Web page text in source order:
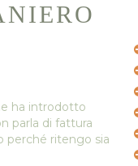
ha introdotto
parla di fattura
perché ritengo sia